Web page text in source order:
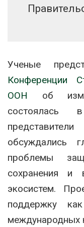
Ученые
Конференции
ООН об
обсуждались
проблемы
сохранения и
экосистем.
поддержку
международных